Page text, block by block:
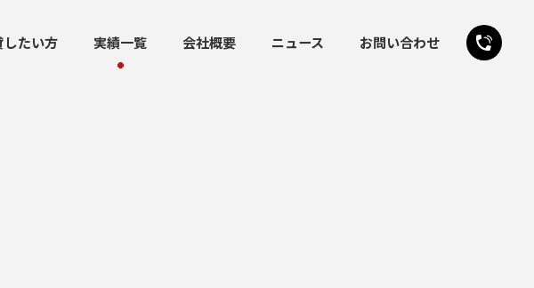
したい方 実績一覧 会社概要 ニュース お問い合わせ